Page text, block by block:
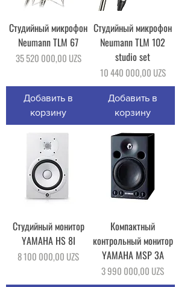
Студийный микрофон
Neumann TLM 67
Цена
35 520 000,00 UZS
Добавить в
корзину
Студийный микрофон
Neumann TLM 102
studio set
Цена
10 440 000,00 UZS
Добавить в
корзину
Студийный монитор
YAMAHA HS 8I
Цена
8 100 000,00 UZS
Компактный
контрольный монитор
YAMAHA MSP 3A
Цена
3 990 000,00 UZS